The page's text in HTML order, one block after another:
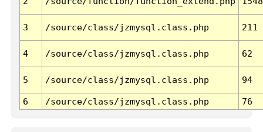
3 /source/class/jzmysql.class.php 211
4 /source/class/jzmysql.class.php 62
5 /source/class/jzmysql.class.php 94
6 /source/class/jzmysql.class.php 76